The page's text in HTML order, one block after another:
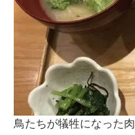
鳥たちが犠牲になった肉